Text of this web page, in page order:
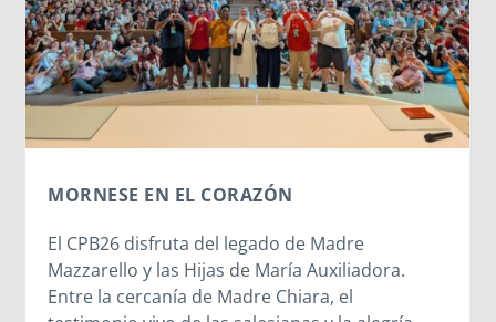
CHIERI: SIGUIENDO LOS PASOS DEL JOVEN
respondiendo así con su esfuerzo y
responsabilidad al mandato de la Maestra del
sueño de los 9 años.